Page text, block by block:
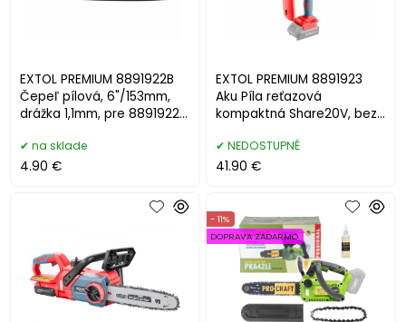
EXTOL PREMIUM 8891922B
Čepeľ pílová, 6"/153mm,
drážka 1,1mm, pre 8891922,
na sklade
4.90 €
EXTOL PREMIUM 8891923
Aku Píla reťazová
kompaktná Share20V, bez
NEDOSTUPNÉ
41.90 €
- 11%
DOPRAVA ZADARMO